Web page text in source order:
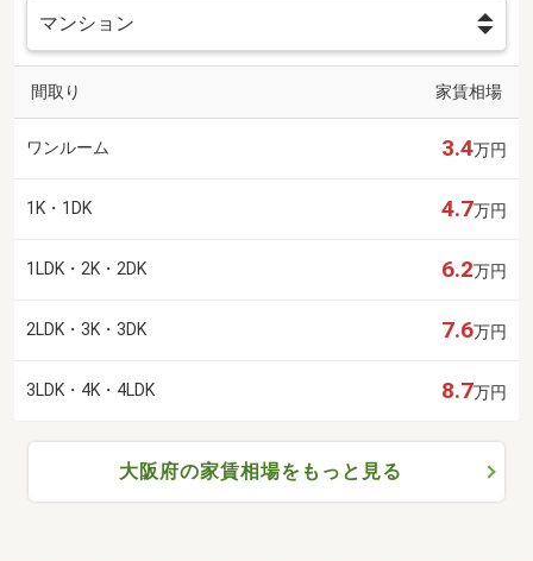
間取り 家賃相場
ワンルーム 3.4万円
1K・1DK 4.7万円
1LDK・2K・2DK 6.2万円
2LDK・3K・3DK 7.6万円
3LDK・4K・4LDK 8.7万円
大阪府の家賃相場をもっと見る